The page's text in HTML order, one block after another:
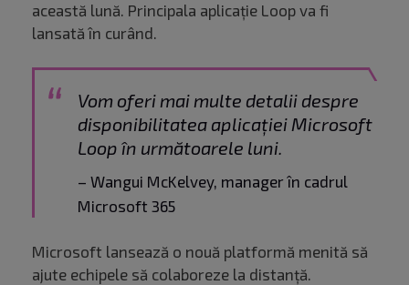
această lună. Principala aplicație Loop va fi
lansată în curând.
Vom oferi mai multe detalii despre
disponibilitatea aplicației Microsoft
Loop în următoarele luni.
– Wangui McKelvey, manager în cadrul
Microsoft 365
Microsoft lansează o nouă platformă menită să
ajute echipele să colaboreze la distanță.